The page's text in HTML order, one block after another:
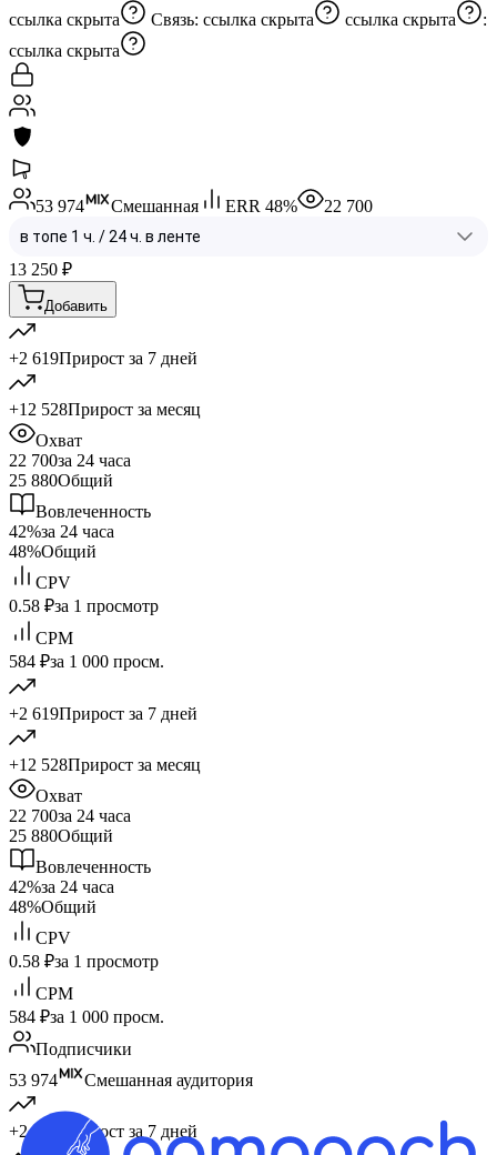
ссылка скрыта
Связь: ссылка скрыта ссылка скрыта
:
ссылка скрыта
53 974 Смешанная ERR 48% 22 700
13 250 ₽
Добавить
+2 619Прирост за 7 дней
+12 528Прирост за месяц
Охват
22 700за 24 часа
25 880Общий
Вовлеченность
42%за 24 часа
48%Общий
CPV
0.58 ₽за 1 просмотр
CPM
584 ₽за 1 000 просм.
+2 619Прирост за 7 дней
+12 528Прирост за месяц
Охват
22 700за 24 часа
25 880Общий
Вовлеченность
42%за 24 часа
48%Общий
CPV
0.58 ₽за 1 просмотр
CPM
584 ₽за 1 000 просм.
Подписчики
53 974
Смешанная аудитория
+2 619 Прирост за 7 дней